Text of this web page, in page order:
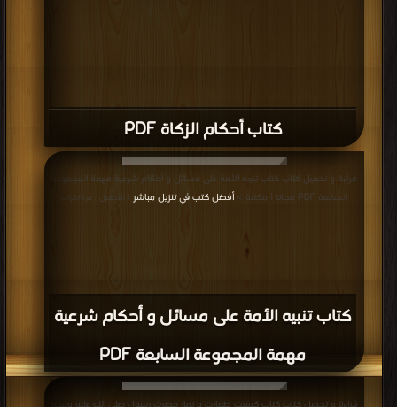
كتاب أحكام الزكاة PDF
كتاب تنبيه الأمة على مسائل و أحكام شرعية
مهمة المجموعة السابعة PDF
قراءة و تحميل كتاب كتاب تنبيه الأمة على مسائل و أحكام شرعية مهمة المجموعة
السابعة PDF مجانا | مكتبة >
أفضل كتب في تنزيل مباشر | التحميل : مرة/مرات